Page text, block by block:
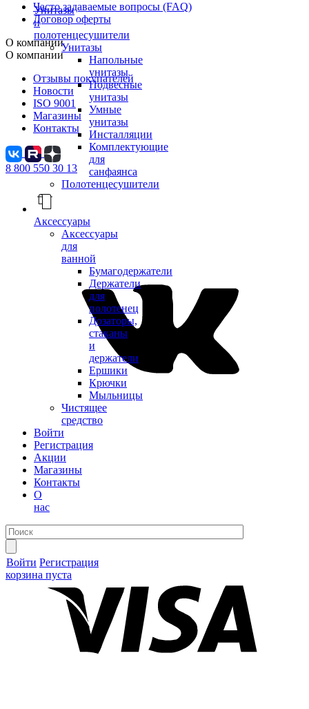
Унитазы
и
полотенцесушители
Унитазы
Напольные
унитазы
Подвесные
унитазы
Умные
унитазы
Инсталляции
Комплектующие
для
санфаянса
Полотенцесушители
Аксессуары
Аксессуары
для
ванной
Бумагодержатели
Держатели
для
полотенец
Дозаторы,
стаканы
и
держатели
Ершики
Крючки
Мыльницы
Чистящее
средство
Войти
Регистрация
Акции
Магазины
Контакты
О
нас
Войти Регистрация
корзина пуста
Часто задаваемые вопросы (FAQ)
Договор оферты
О компании
О компании
Отзывы покупателей
Новости
ISO 9001
Магазины
Контакты
8 800 550 30 13